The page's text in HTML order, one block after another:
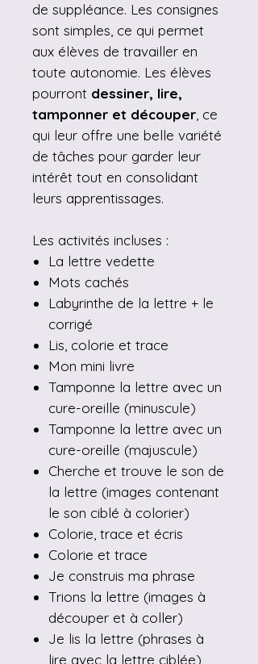
de suppléance. Les consignes
sont simples, ce qui permet
aux élèves de travailler en
toute autonomie. Les élèves
pourront dessiner, lire,
tamponner et découper, ce
qui leur offre une belle variété
de tâches pour garder leur
intérêt tout en consolidant
leurs apprentissages.
Les activités incluses :
La lettre vedette
Mots cachés
Labyrinthe de la lettre + le
corrigé
Lis, colorie et trace
Mon mini livre
Tamponne la lettre avec un
cure-oreille (minuscule)
Tamponne la lettre avec un
cure-oreille (majuscule)
Cherche et trouve le son de
la lettre (images contenant
le son ciblé à colorier)
Colorie, trace et écris
Colorie et trace
Je construis ma phrase
Trions la lettre (images à
découper et à coller)
Je lis la lettre (phrases à
lire avec la lettre ciblée)